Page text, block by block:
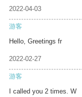
2022-04-03
游客
Hello, Greetings fr
2022-02-27
游客
I called you 2 times. W